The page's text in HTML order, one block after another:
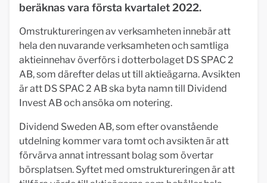
beräknas vara första kvartalet 2022.
Omstruktureringen av verksamheten innebär att
hela den nuvarande verksamheten och samtliga
aktieinnehav överförs i dotterbolaget DS SPAC 2
AB, som därefter delas ut till aktieägarna. Avsikten
är att DS SPAC 2 AB ska byta namn till Dividend
Invest AB och ansöka om notering.
Dividend Sweden AB, som efter ovanstående
utdelning kommer vara tomt och avsikten är att
förvärva annat intressant bolag som övertar
börsplatsen. Syftet med omstruktureringen är att